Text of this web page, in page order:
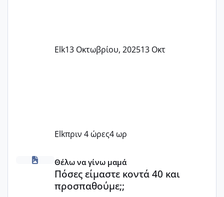
Elk13 Οκτωβρίου, 202513 Οκτ
Elkπριν 4 ώρες4 ωρ
Πόσες είμαστε κοντά 40 και προσπαθούμε;;
Θέλω να γίνω μαμά
Πόσες είμαστε κοντά 40 και
προσπαθούμε;;